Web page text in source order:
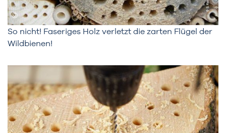
So nicht! Faseriges Holz verletzt die zarten Flügel der
Wildbienen!